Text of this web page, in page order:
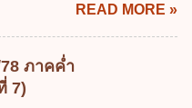
ล ข. ขอให้ทำลายข้อมูล
ห้ข้อมูลส่วนบุคคลไม่
ด้ ง. ถูกทุกข้อ ข้อ 45
สิทธิลบข้อมูลส่วนบุคคล ข้อ
ดูงาน ข้อ 12 ข้อใด ไม่ ถูก
ไปช่วยเหลือภริยาที่คลอด
ยาโดยชอบด้วยกฎหมาย ข.
ค. ต้องลาภายใน 90 วัน
ร ง. ลาได้ครั้งหนึ่งติดต่อ
READ MORE »
ภาคค่ำ
7)